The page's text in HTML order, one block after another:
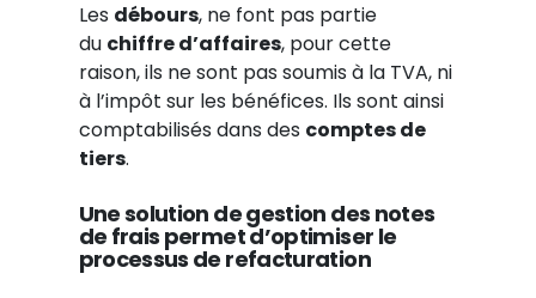
Les débours, ne font pas partie
du chiffre d’affaires, pour cette
raison, ils ne sont pas soumis à la TVA, ni
à l’impôt sur les bénéfices. Ils sont ainsi
comptabilisés dans des comptes de
tiers.
Une solution de gestion des notes
de frais permet d’optimiser le
processus de refacturation